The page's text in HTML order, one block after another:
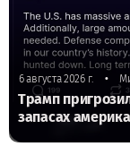
6 августа 2026 г. •
Трамп
запасах